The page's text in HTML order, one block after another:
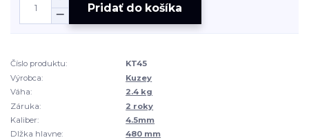
Pridať do košíka
Číslo produktu:
KT45
Výrobca:
Kuzey
Váha:
2.4 kg
Záruka:
2 roky
Kaliber:
4.5mm
Dlžka hlavne:
480 mm